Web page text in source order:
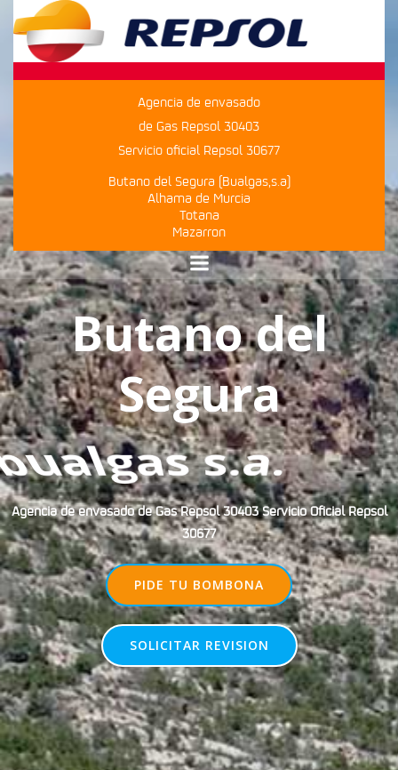
al
contenido
Agencia de envasado
de Gas Repsol 30403
Servicio oficial Repsol 30677
Butano del Segura (Bualgas,s.a)
Alhama de Murcia
Totana
Mazarron
Butano del
Segura
bualgas s.a.
Agencia de envasado de Gas Repsol 30403 Servicio Oficial Repsol
30677
PIDE TU BOMBONA
SOLICITAR REVISION